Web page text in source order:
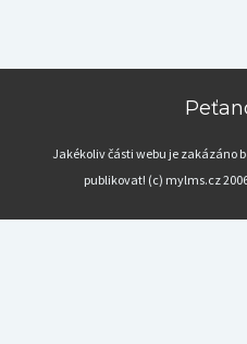
Jakékoliv části webu je zakázáno
publikovat! (c) mylms.cz